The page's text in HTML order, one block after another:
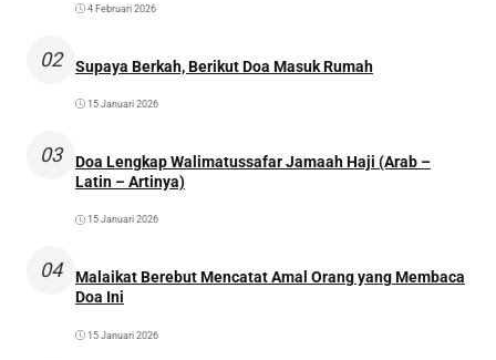
4 Februari 2026
02 Supaya Berkah, Berikut Doa Masuk Rumah
15 Januari 2026
03
Doa Lengkap Walimatussafar Jamaah Haji (Arab –
Latin – Artinya)
15 Januari 2026
04
Malaikat Berebut Mencatat Amal Orang yang Membaca
Doa Ini
15 Januari 2026